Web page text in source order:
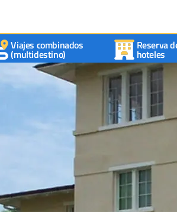
Viajes combinados
(multidestino)
Reserva
hoteles